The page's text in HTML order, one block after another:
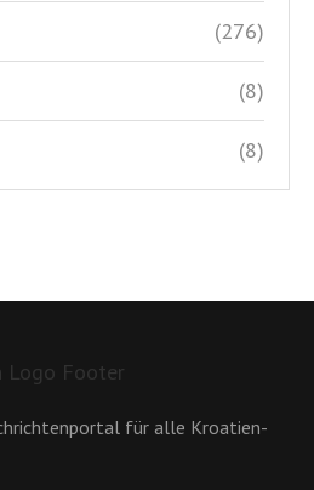
(276)
(8)
(8)
für alle Kroatien-